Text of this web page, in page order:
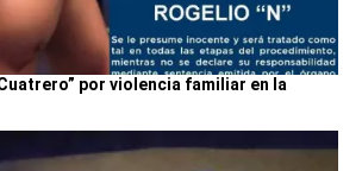
por violencia familiar en la